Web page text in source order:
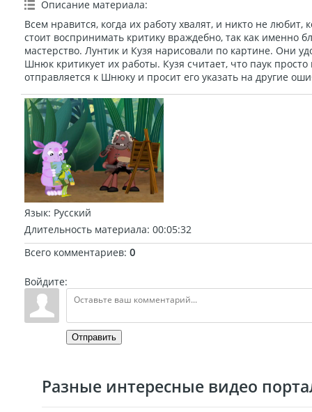
Описание материала:
Всем нравится, когда их работу хвалят, и никто не
стоит воспринимать критику враждебно, так как именно
мастерство. Лунтик и Кузя нарисовали по картине. Они
Шнюк критикует их работы. Кузя считает, что паук
отправляется к Шнюку и просит его указать на другие
Язык: Русский
Длительность материала: 00:05:32
Всего комментариев: 0
Войдите:
Отправить
Разные интересные видео